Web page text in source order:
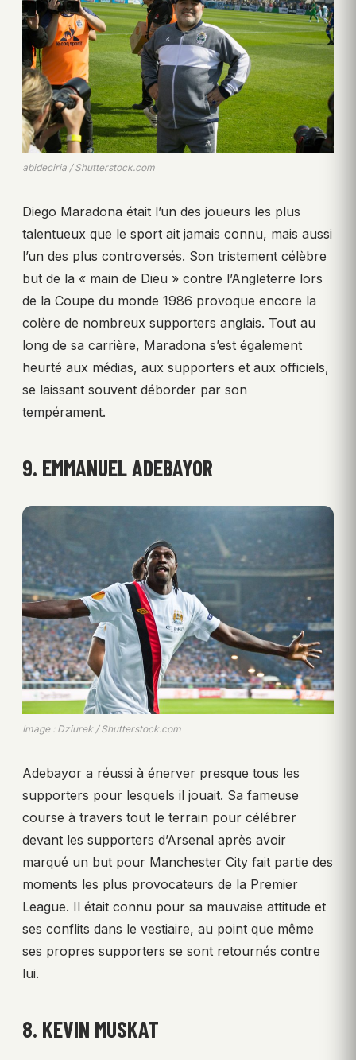
abideciria / Shutterstock.com
Diego Maradona était l’un des joueurs les plus
talentueux que le sport ait jamais connu, mais aussi
l’un des plus controversés. Son tristement célèbre
but de la « main de Dieu » contre l’Angleterre lors
de la Coupe du monde 1986 provoque encore la
colère de nombreux supporters anglais. Tout au
long de sa carrière, Maradona s’est également
heurté aux médias, aux supporters et aux officiels,
se laissant souvent déborder par son
tempérament.
9. EMMANUEL ADEBAYOR
Image : Dziurek / Shutterstock.com
Adebayor a réussi à énerver presque tous les
supporters pour lesquels il jouait. Sa fameuse
course à travers tout le terrain pour célébrer
devant les supporters d’Arsenal après avoir
marqué un but pour Manchester City fait partie des
moments les plus provocateurs de la Premier
League. Il était connu pour sa mauvaise attitude et
ses conflits dans le vestiaire, au point que même
ses propres supporters se sont retournés contre
lui.
8. KEVIN MUSKAT